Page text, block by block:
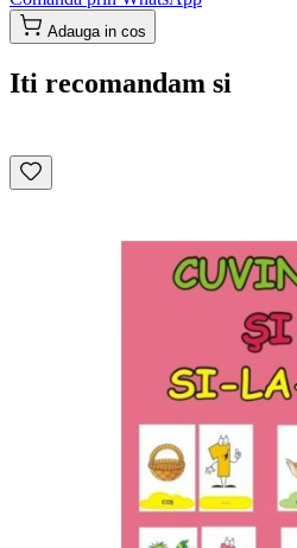
Adauga in cos
Iti recomandam si